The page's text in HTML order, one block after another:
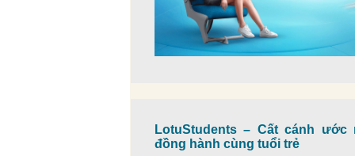
LotuStudents – Cất cánh ước
đồng hành cùng tuổi trẻ